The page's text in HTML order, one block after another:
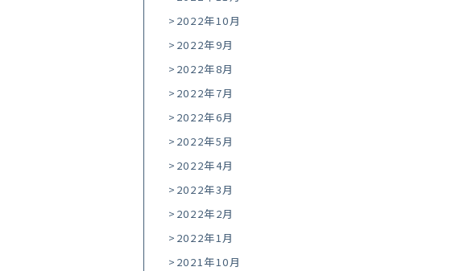
2022年10月
2022年9月
2022年8月
2022年7月
2022年6月
2022年5月
2022年4月
2022年3月
2022年2月
2022年1月
2021年10月